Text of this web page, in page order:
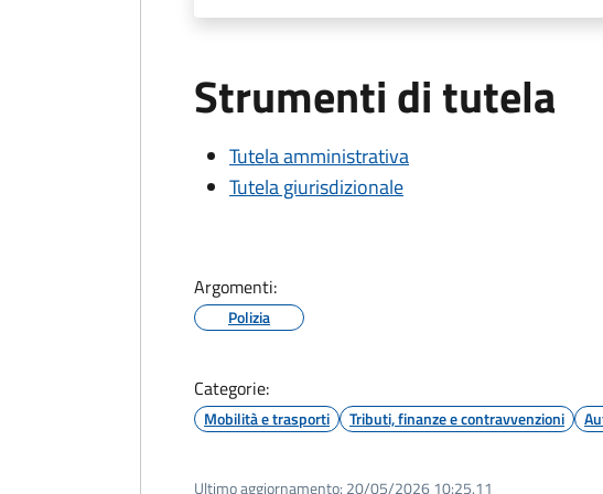
Strumenti di tutela
Tutela amministrativa
Tutela giurisdizionale
Argomenti:
Polizia
Categorie:
Mobilità e trasporti Tributi, finanze e contravvenzioni
Ultimo aggiornamento: 20/05/2026 10:25.11